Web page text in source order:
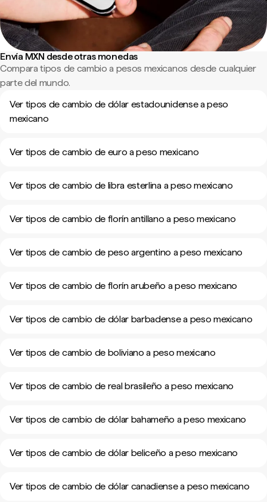
Envía MXN desde otras monedas
Compara tipos de cambio a pesos mexicanos desde cualquier
parte del mundo.
Ver tipos de cambio de dólar estadounidense a peso
mexicano
Ver tipos de cambio de euro a peso mexicano
Ver tipos de cambio de libra esterlina a peso mexicano
Ver tipos de cambio de florín antillano a peso mexicano
Ver tipos de cambio de peso argentino a peso mexicano
Ver tipos de cambio de florín arubeño a peso mexicano
Ver tipos de cambio de dólar barbadense a peso mexicano
Ver tipos de cambio de boliviano a peso mexicano
Ver tipos de cambio de real brasileño a peso mexicano
Ver tipos de cambio de dólar bahameño a peso mexicano
Ver tipos de cambio de dólar beliceño a peso mexicano
Ver tipos de cambio de dólar canadiense a peso mexicano